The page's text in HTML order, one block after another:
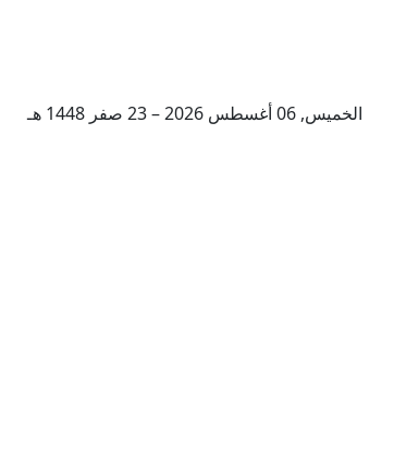
الخميس, 06 أغسطس 2026 – 23 صفر 1448 هـ